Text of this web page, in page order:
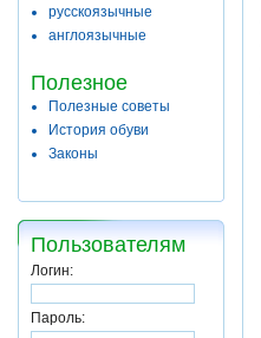
русскоязычные
англоязычные
Полезное
Полезные советы
История обуви
Законы
Пользователям
Логин:
Пароль: